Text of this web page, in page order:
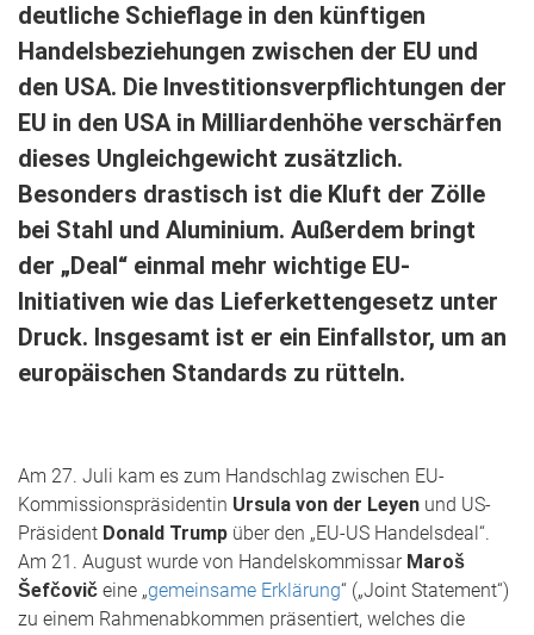
deutliche Schieflage in den künftigen
Handelsbeziehungen zwischen der EU und
den USA. Die Investitionsverpflichtungen der
EU in den USA in Milliardenhöhe verschärfen
dieses Ungleichgewicht zusätzlich.
Besonders drastisch ist die Kluft der Zölle
bei Stahl und Aluminium. Außerdem bringt
der „Deal“ einmal mehr wichtige EU-
Initiativen wie das Lieferkettengesetz unter
Druck. Insgesamt ist er ein Einfallstor, um an
europäischen Standards zu rütteln.
Am 27. Juli kam es zum Handschlag zwischen EU-
Kommissionspräsidentin Ursula von der Leyen und US-
Präsident Donald Trump über den „EU-US Handelsdeal“.
Am 21. August wurde von Handelskommissar Maroš
Šefčovič eine „gemeinsame Erklärung“ („Joint Statement“)
zu einem Rahmenabkommen präsentiert, welches die